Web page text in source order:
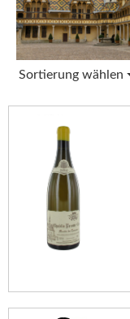
Sortierung wählen